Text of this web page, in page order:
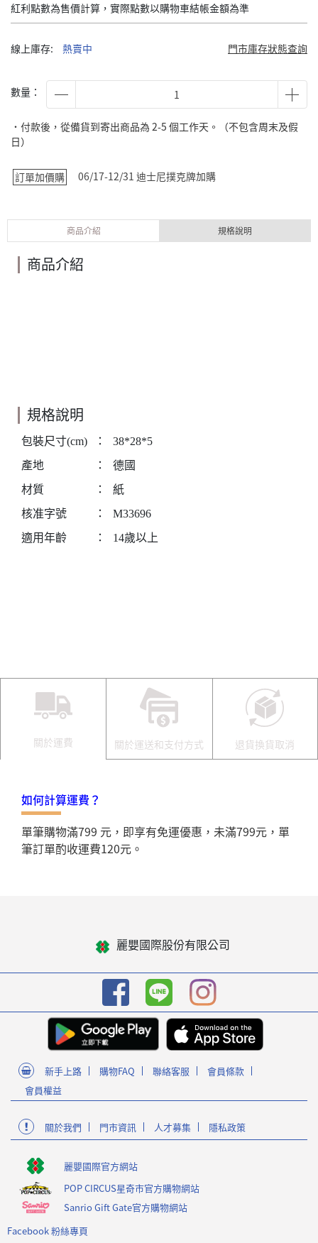
紅利點數為售價計算，實際點數以購物車結帳金額為準
線上庫存: 熱賣中 門市庫存狀態查詢
數量：
˙付款後，從備貨到寄出商品為 2-5 個工作天。（不包含周末及假
日）
訂單加價購 06/17-12/31 迪士尼撲克牌加購
商品介紹 規格說明
商品介紹
規格說明
包裝尺寸(cm) ：
38*28*5
產地
：
德國
材質
：
紙
核准字號
：
M33696
適用年齡
： 14歲以上
關於運費 關於運送和支付方式 退貨換貨取消
如何計算運費？
單筆購物滿799 元，即享有免運優惠，未滿799元，單
筆訂單酌收運費120元。
麗嬰國際股份有限公司
新手上路 購物FAQ 聯絡客服
會員條款
會員權益
關於我們 門市資訊 人才募集 隱私政策
麗嬰國際官方網站
POP CIRCUS星奇市官方購物網站
Sanrio Gift Gate官方購物網站
Facebook 粉絲專頁